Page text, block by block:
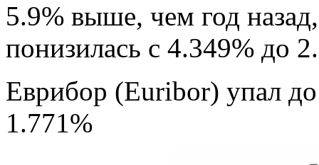
5.9% выше, чем год
понизилась с 4.349% до
Еврибор (Euribor) упал
1.771%